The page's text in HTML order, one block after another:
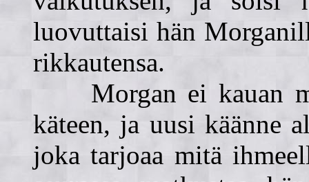
luovuttaisi hän
rikkautensa.
Morgan ei kauan
käteen, ja uusi käänne
joka tarjoaa mitä